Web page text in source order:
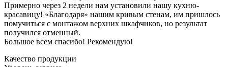
Примерно через 2 недели нам установили нашу кухню-
красавицу! «Благодаря» нашим кривым стенам, им пришлось
помучиться с монтажом верхних шкафчиков, но результат
получился отменный.
Большое всем спасибо! Рекомендую!
Качество продукции